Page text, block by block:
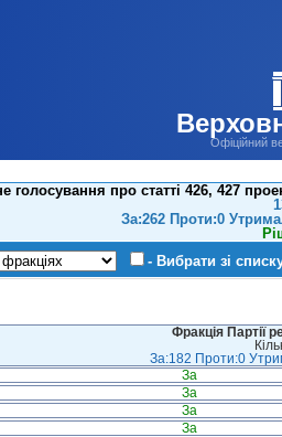
Офіційний
голосування про статті 426, 427
За:262 Проти:0
- Вибрати зі
Фракція Партії
За:182 Проти:0
За
За
За
За